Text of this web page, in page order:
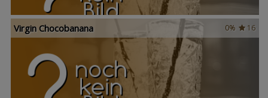
16
0%
Virgin Chocobanana